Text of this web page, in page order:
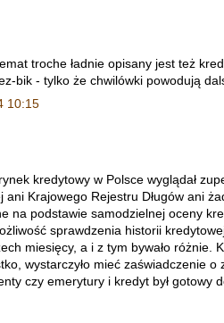
troche ładnie opisany jest też
bik - tylko że chwilówki powodują
10:15
kredytowy w Polsce wyglądał
ani Krajowego Rejestru Długów ani
na podstawie samodzielnej oceny
sprawdzenia historii
miesięcy, a i z tym bywało różnie.
wystarczyło mieć zaświadczenie
czy emerytury i kredyt był gotowy